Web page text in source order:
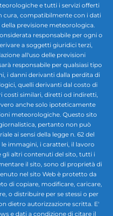
e tutti i servizi offerti
cura, compatibilmente con i dati
previsione meteorologica.
responsabile per ogni o
a soggetti giuridici terzi,
all'uso delle previsioni
responsabile per qualsiasi tipo
i danni derivanti dalla perdita di
quelli derivanti dal costo di
costi similari, diretti od indiretti,
anche solo ipoteticamente
meteorologiche. Questo sito
pertanto non può
ai sensi della legge n. 62 del
le immagini, i caratteri, il lavoro
gli altri contenuti del sito, tutti i
il sito, sono di proprietà di
nel sito Web è protetto da
di copiare, modificare, caricare,
o distribuire per se stessi o per
dietro autorizzazione scritta. E'
e dati a condizione di citare il